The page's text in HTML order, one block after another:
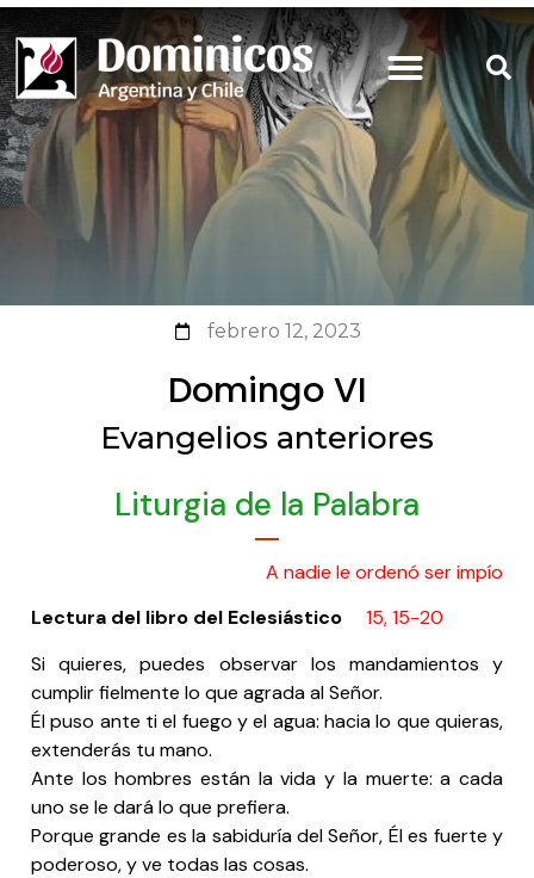
febrero 12, 2023
Domingo VI
Evangelios anteriores
Liturgia de la Palabra
A nadie le ordenó ser impío
Lectura del libro del Eclesiástico 15, 15-20
Si quieres, puedes observar los mandamientos y
cumplir fielmente lo que agrada al Señor.
Él puso ante ti el fuego y el agua: hacia lo que quieras,
extenderás tu mano.
Ante los hombres están la vida y la muerte: a cada
uno se le dará lo que prefiera.
Porque grande es la sabiduría del Señor, Él es fuerte y
poderoso, y ve todas las cosas.